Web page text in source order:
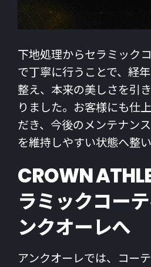
下地処理からセラミック
で丁寧に行うことで、経
整え、本来の美しさを引
りました。お客様にも仕
だき、今後のメンテナン
を維持しやすい状態へ整い
CROWN
ラミックコー
ンクオーレへ
アンクオーレでは、コー